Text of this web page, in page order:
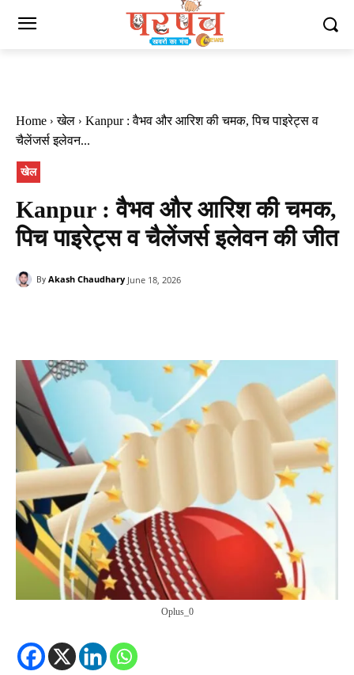
Home खेल
Kanpur : वैभव और आरिश की चमक, पिच पाइरेट्स व
चैलेंजर्स इलेवन...
खेल
Kanpur : वैभव और आरिश की चमक,
पिच पाइरेट्स व चैलेंजर्स इलेवन की जीत
By Akash Chaudhary June 18, 2026
Oplus_0